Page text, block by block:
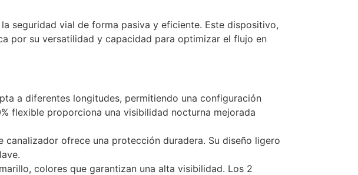
seguridad vial de forma pasiva y eficiente. Este dispositivo,
por su versatilidad y capacidad para optimizar el flujo en
a diferentes longitudes, permitiendo una configuración
flexible proporciona una visibilidad nocturna mejorada
ofrece una protección duradera. Su diseño ligero
colores que garantizan una alta visibilidad. Los 2